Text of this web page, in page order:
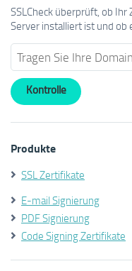
SSLCheck überprüft, ob
Server installiert ist und ob
Produkte
SSL Zertifikate
E-mail Signierung
PDF Signierung
Code Signing Zertifikate